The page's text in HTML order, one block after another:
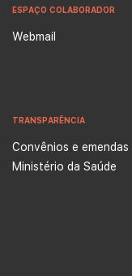
ESPAÇO COLABORADOR
Webmail
TRANSPARÊNCIA
Convênios e emendas
Ministério da Saúde